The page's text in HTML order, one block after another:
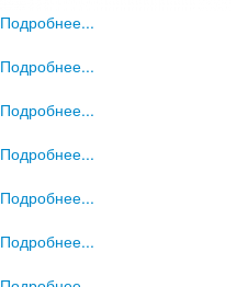
Подробнее...
Подробнее...
Подробнее...
Подробнее...
Подробнее...
Подробнее...